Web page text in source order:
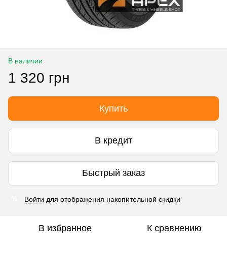
В наличии
1 320 грн
Купить
В кредит
Быстрый заказ
Войти для отображения накопительной скидки
В избранное К сравнению